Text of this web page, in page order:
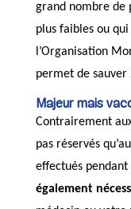
grand nombre de
plus faibles ou
l’Organisation
permet de sauver
Majeur mais
Contrairement
pas réservés
effectués pendant
également